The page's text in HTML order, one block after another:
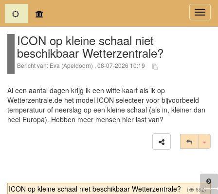
(current)
ICON op kleine schaal niet
beschikbaar Wetterzentrale?
Bericht van: Eva (Apeldoorn) , 08-07-2026 10:19
Al een aantal dagen krijg ik een witte kaart als ik op
Wetterzentrale.de het model ICON selecteer voor bijvoorbeeld
temperatuur of neerslag op een kleine schaal (als in, kleiner dan
heel Europa). Hebben meer mensen hier last van?
ICON op kleine schaal niet beschikbaar Wetterzentrale? ( 682)